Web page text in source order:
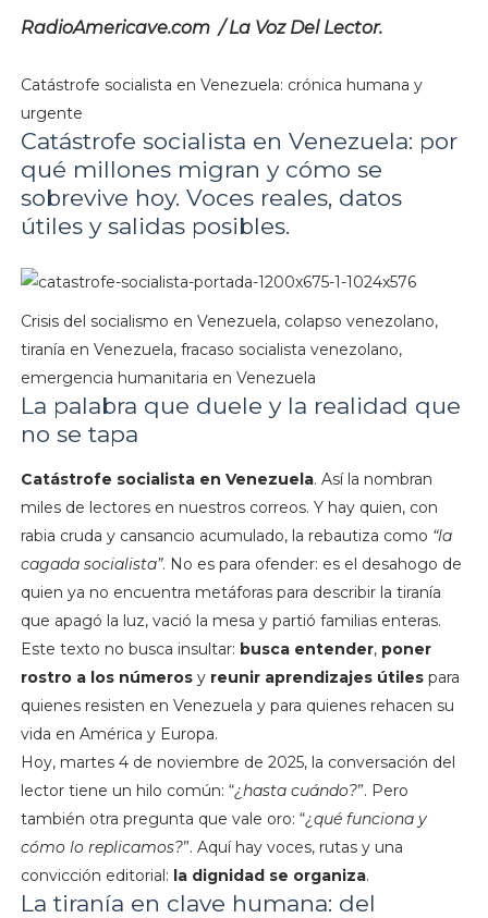
RadioAmericave.com / La Voz Del Lector.
Catástrofe socialista en Venezuela: crónica humana y
urgente
Catástrofe socialista en Venezuela: por
qué millones migran y cómo se
sobrevive hoy. Voces reales, datos
útiles y salidas posibles.
Crisis del socialismo en Venezuela, colapso venezolano,
tiranía en Venezuela, fracaso socialista venezolano,
emergencia humanitaria en Venezuela
La palabra que duele y la realidad que
no se tapa
Catástrofe socialista en Venezuela. Así la nombran
miles de lectores en nuestros correos. Y hay quien, con
rabia cruda y cansancio acumulado, la rebautiza como “la
cagada socialista”. No es para ofender: es el desahogo de
quien ya no encuentra metáforas para describir la tiranía
que apagó la luz, vació la mesa y partió familias enteras.
Este texto no busca insultar: busca entender, poner
rostro a los númerosy reunir aprendizajes útilespara
quienes resisten en Venezuela y para quienes rehacen su
vida en América y Europa.
Hoy, martes 4 de noviembre de 2025, la conversación del
lector tiene un hilo común: “¿hasta cuándo?”. Pero
también otra pregunta que vale oro: “¿qué funciona y
cómo lo replicamos?”. Aquí hay voces, rutas y una
convicción editorial: la dignidad se organiza.
La tiranía en clave humana: del